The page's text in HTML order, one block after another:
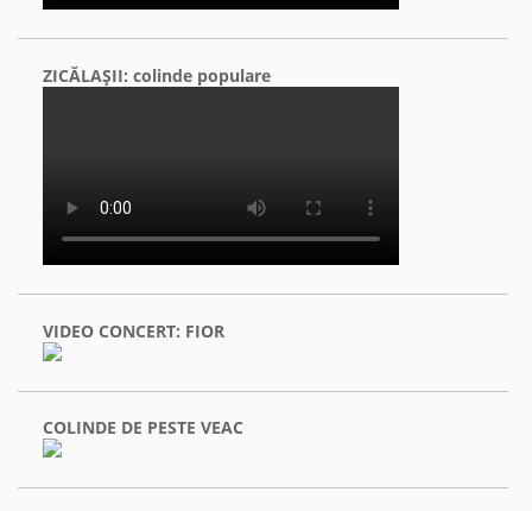
ZICĂLAŞII: colinde populare
VIDEO CONCERT: FIOR
COLINDE DE PESTE VEAC